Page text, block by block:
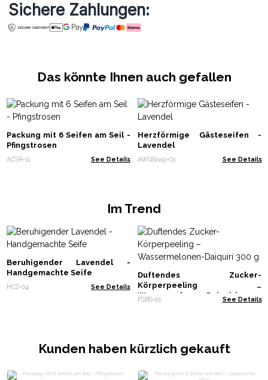
Sichere Zahlungen:
Das könnte Ihnen auch gefallen
Packung mit 6 Seifen am Seil -
Pfingstrosen
ACSR-11 See Details
Herzförmige Gästeseifen -
Lavendel
AWGSoap-01 See Details
Im Trend
Beruhigender Lavendel -
Handgemachte Seife
HCS-04 See Details
Duftendes Zucker-
Körperpeeling –
Wassermelonen-Daiquiri 300 g
FSBS-01 See Details
Kunden haben kürzlich gekauft